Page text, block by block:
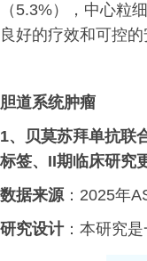
（5.3%），中心粒
良好的疗效和可控的
胆道系统肿瘤
1、
贝莫苏拜单抗联
标签、 II期临床研究
数据来源：2025年
研究设计：本研究